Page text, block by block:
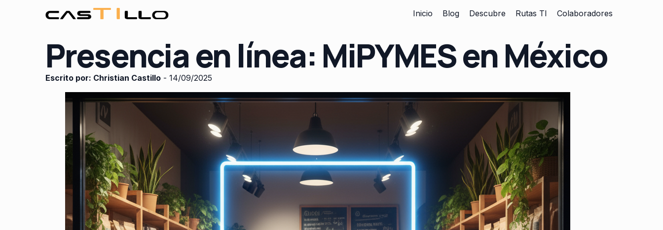
Inicio Blog Descubre Rutas TI Colaboradores
Presencia en línea: MiPYMES en México
Escrito por: Christian Castillo - 14/09/2025